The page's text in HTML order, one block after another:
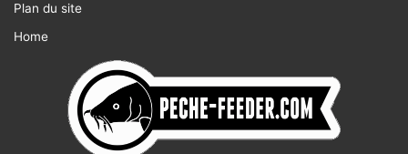
Plan du site
Home